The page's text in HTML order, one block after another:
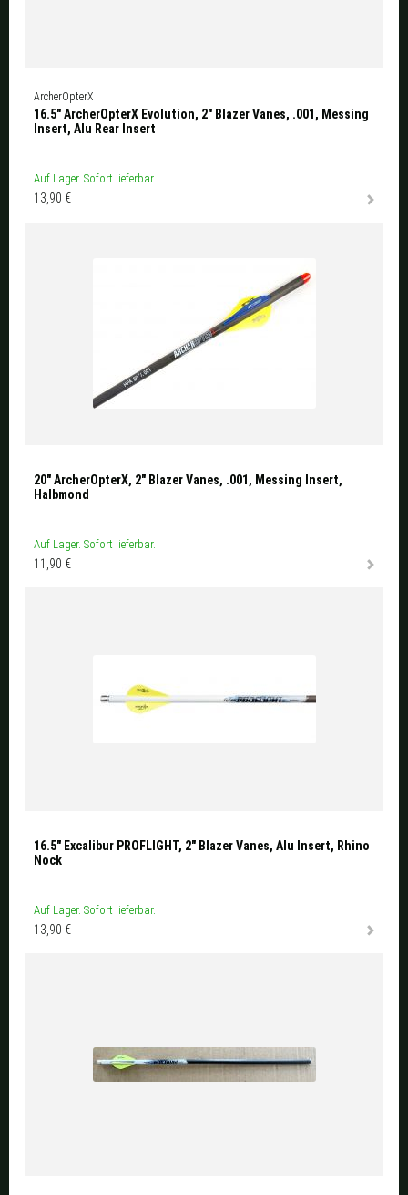
ArcherOpterX
16.5" ArcherOpterX Evolution, 2" Blazer Vanes, .001, Messing
Insert, Alu Rear Insert
Auf Lager. Sofort lieferbar.
13,90 €
20" ArcherOpterX, 2" Blazer Vanes, .001, Messing Insert,
Halbmond
Auf Lager. Sofort lieferbar.
11,90 €
16.5" Excalibur PROFLIGHT, 2" Blazer Vanes, Alu Insert, Rhino
Nock
Auf Lager. Sofort lieferbar.
13,90 €